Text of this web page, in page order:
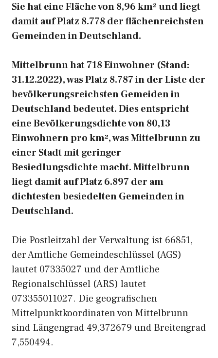
Sie hat eine Fläche von 8,96 km² und liegt
damit auf Platz 8.778 der flächenreichsten
Gemeinden in Deutschland.
Mittelbrunn hat 718 Einwohner (Stand:
31.12.2022), was Platz 8.787 in der Liste der
bevölkerungsreichsten Gemeiden in
Deutschland bedeutet. Dies entspricht
eine Bevölkerungsdichte von 80,13
Einwohnern pro km², was Mittelbrunn zu
einer Stadt mit geringer
Besiedlungsdichte macht. Mittelbrunn
liegt damit auf Platz 6.897 der am
dichtesten besiedelten Gemeinden in
Deutschland.
Die Postleitzahl der Verwaltung ist 66851,
der Amtliche Gemeindeschlüssel (AGS)
lautet 07335027 und der Amtliche
Regionalschlüssel (ARS) lautet
073355011027. Die geografischen
Mittelpunktkoordinaten von Mittelbrunn
sind Längengrad 49,372679 und Breitengrad
7,550494.